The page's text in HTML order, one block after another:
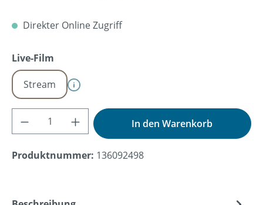
Direkter Online Zugriff
Live-Film
Stream
Produkt Anzahl: Gib den gewünschten
In den Warenkorb
Produktnummer: 136092498